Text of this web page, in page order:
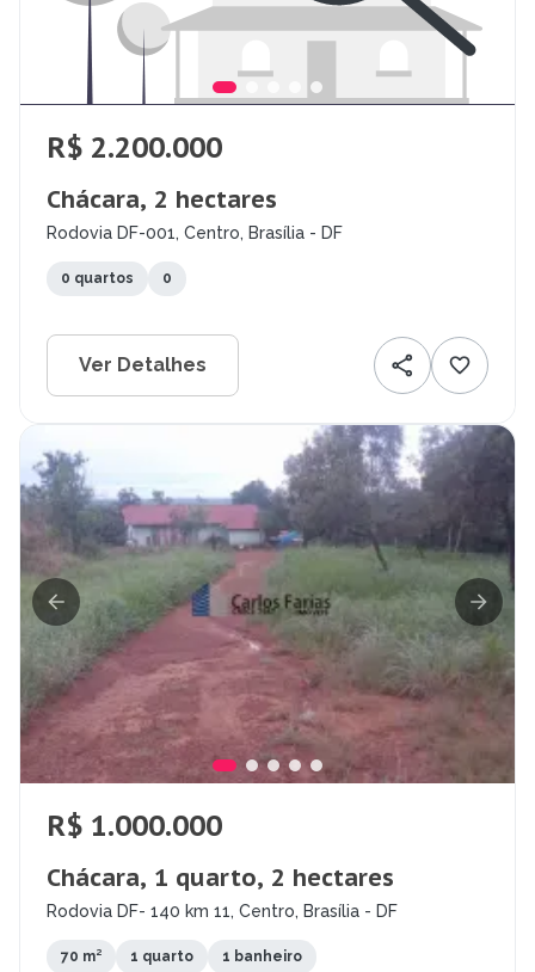
R$ 2.200.000
Chácara, 2 hectares
Rodovia DF-001, Centro, Brasília - DF
0 quartos 0
Ver Detalhes
R$ 1.000.000
Chácara, 1 quarto, 2 hectares
Rodovia DF- 140 km 11, Centro, Brasília - DF
70 m² 1 quarto 1 banheiro